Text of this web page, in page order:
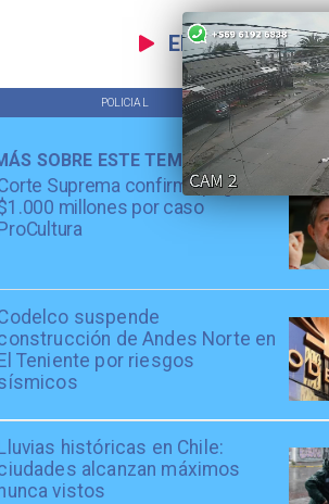
EN VIVO
POLICIAL
Suprema confirma pago de
millones por caso
ProCultura
suspende
de Andes Norte en
Teniente por riesgos
Lluvias históricas en Chile:
alcanzan máximos
vistos
SOBRE ESTE TEMA